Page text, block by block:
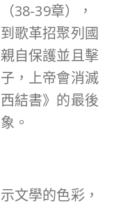
38-39章），
歌革招聚列國
自保護並且擊
，上帝會消滅
結書》的最後
。
文學的色彩，